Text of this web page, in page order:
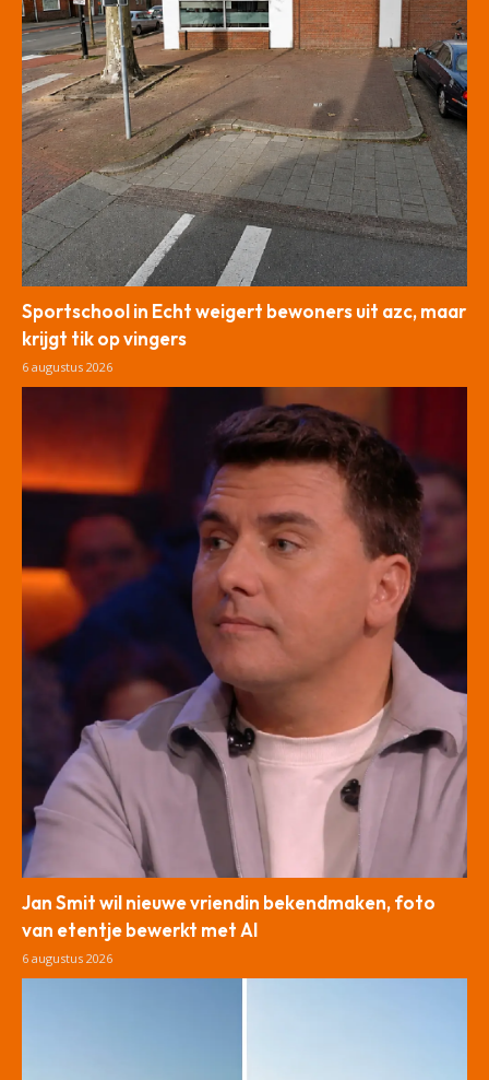
Sportschool in Echt weigert bewoners uit azc, maar
krijgt tik op vingers
6 augustus 2026
Jan Smit wil nieuwe vriendin bekendmaken, foto
van etentje bewerkt met AI
6 augustus 2026